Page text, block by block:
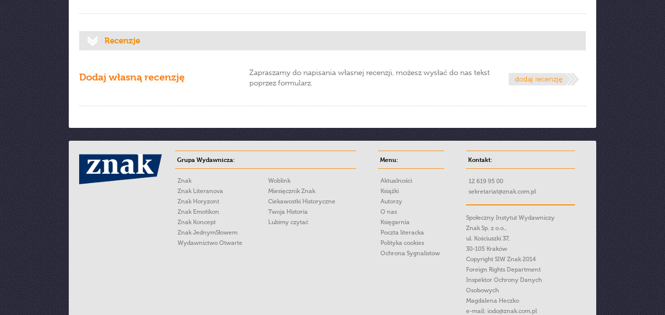
Recenzje
Dodaj własną recenzję
Zapraszamy do napisania własnej recenzji, możesz wysłać do nas tekst
poprzez formularz.
Grupa Wydawnicza:
Znak
Znak Literanova
Znak Horyzont
Znak Emotikon
Znak Koncept
Znak JednymSłowem
Wydawnictwo Otwarte
Woblink
Miesięcznik Znak
Ciekawostki Historyczne
Twoja Historia
Lubimy czytać
Menu:
Aktualności
Książki
Autorzy
O nas
Księgarnia
Poczta literacka
Polityka cookies
Ochrona Sygnalistow
Kontakt:
12 619 95 00
sekretariat@znak.com.pl
Społeczny Instytut Wydawniczy
Znak Sp. z o.o.,
ul. Kościuszki 37,
30-105 Kraków
Copyright SIW Znak 2014
Foreign Rights Department
Inspektor Ochrony Danych
Osobowych
Magdalena Heczko
e-mail: iodo@znak.com.pl